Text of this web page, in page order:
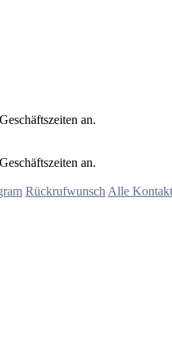
an.
an.
Rückrufwunsch Alle